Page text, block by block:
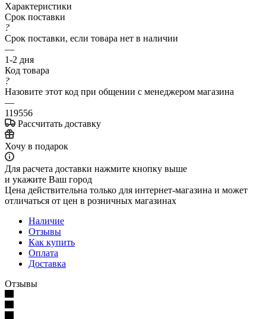
Характеристики
Срок поставки
?
Срок поставки, если товара нет в наличии
—
1-2 дня
Код товара
?
Назовите этот код при общении с менеджером магазина
—
119556
Рассчитать доставку
Хочу в подарок
Для расчета доставки нажмите кнопку выше
и укажите Ваш город
Цена действительна только для интернет-магазина и может
отличаться от цен в розничных магазинах
Наличие
Отзывы
Как купить
Оплата
Доставка
Отзывы